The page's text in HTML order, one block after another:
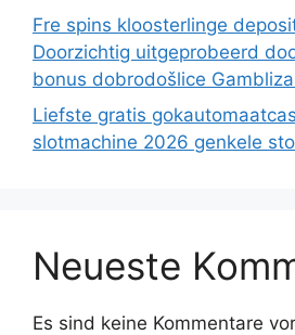
Fre spins kloosterlinge
Doorzichtig uitgeprobeerd
bonus dobrodošlice
Liefste gratis
slotmachine 2026 genkele
Neueste
Es sind keine Kommentare